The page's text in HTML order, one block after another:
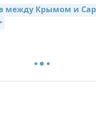
между Крымом и